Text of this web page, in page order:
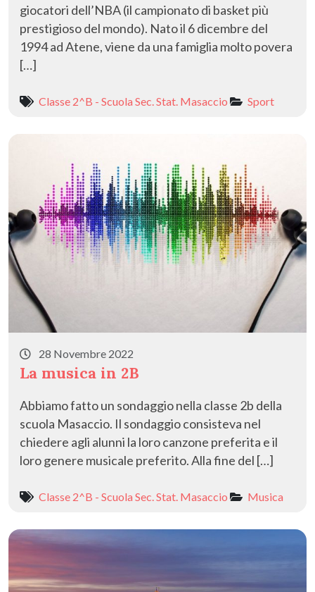
giocatori dell’NBA (il campionato di basket più
prestigioso del mondo). Nato il 6 dicembre del
1994 ad Atene, viene da una famiglia molto povera
[…]
Classe 2^B - Scuola Sec. Stat. Masaccio Sport
28 Novembre 2022
La musica in 2B
Abbiamo fatto un sondaggio nella classe 2b della
scuola Masaccio. Il sondaggio consisteva nel
chiedere agli alunni la loro canzone preferita e il
loro genere musicale preferito. Alla fine del […]
Classe 2^B - Scuola Sec. Stat. Masaccio Musica